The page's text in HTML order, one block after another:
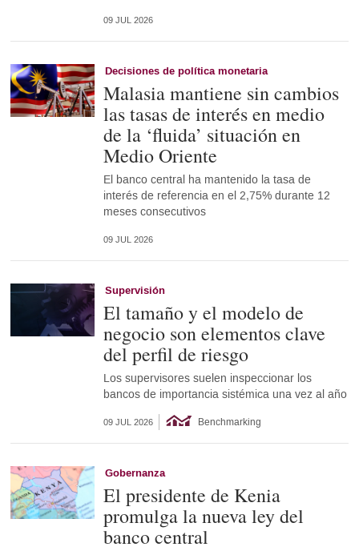
09 JUL 2026
Decisiones de política monetaria
Malasia mantiene sin cambios
las tasas de interés en medio
de la ‘fluida’ situación en
Medio Oriente
El banco central ha mantenido la tasa de
interés de referencia en el 2,75% durante 12
meses consecutivos
09 JUL 2026
Supervisión
El tamaño y el modelo de
negocio son elementos clave
del perfil de riesgo
Los supervisores suelen inspeccionar los
bancos de importancia sistémica una vez al año
09 JUL 2026 Benchmarking
Gobernanza
El presidente de Kenia
promulga la nueva ley del
banco central